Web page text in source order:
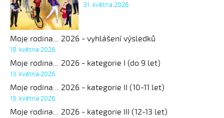
31. května 2026
Moje rodina... 2026 - vyhlášení výsledků
19. května 2026
Moje rodina... 2026 - kategorie I (do 9 let)
13. května 2026
Moje rodina... 2026 - kategorie II (10-11 let)
13. května 2026
Moje rodina... 2026 - kategorie III (12-13 let)